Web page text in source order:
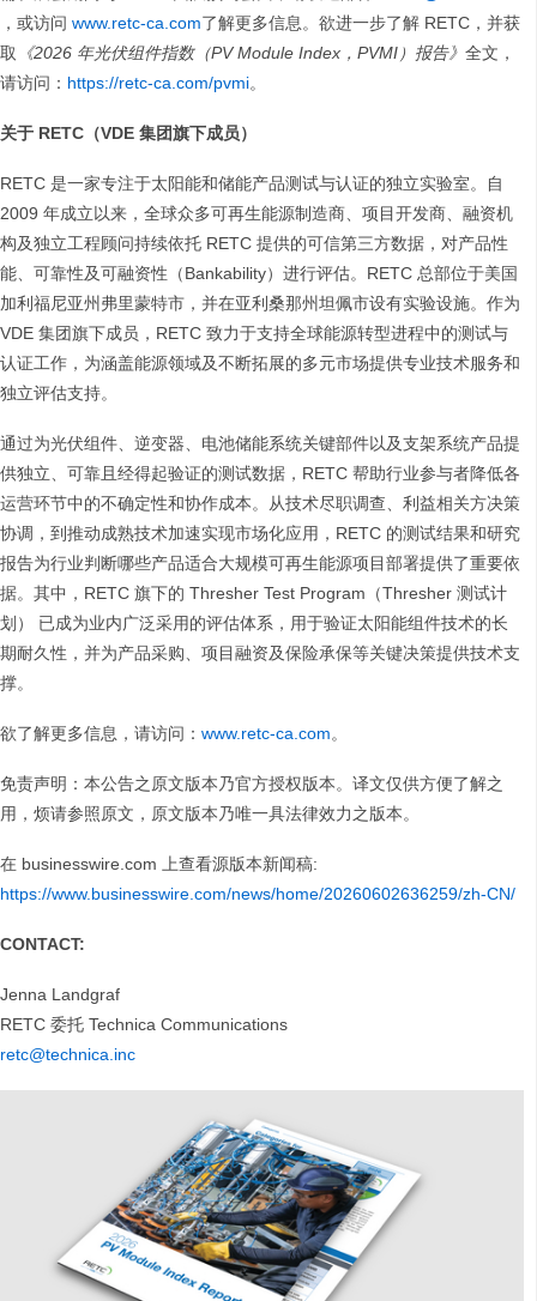
，或访问 www.retc-ca.com了解更多信息。欲进一步了解 RETC，并获
取
《2026 年光伏组件指数（PV Module Index，PVMI）报告》 全文，
请访问： https://retc-ca.com/pvmi。
关于 RETC（VDE 集团旗下成员）
RETC 是一家专注于太阳能和储能产品测试与认证的独立实验室。自
2009 年成立以来，全球众多可再生能源制造商、项目开发商、融资机
构及独立工程顾问持续依托 RETC 提供的可信第三方数据，对产品性
能、可靠性及可融资性（Bankability）进行评估。RETC 总部位于美国
加利福尼亚州弗里蒙特市，并在亚利桑那州坦佩市设有实验设施。作为
VDE 集团旗下成员，RETC 致力于支持全球能源转型进程中的测试与
认证工作，为涵盖能源领域及不断拓展的多元市场提供专业技术服务和
独立评估支持。
通过为光伏组件、逆变器、电池储能系统关键部件以及支架系统产品提
供独立、可靠且经得起验证的测试数据，RETC 帮助行业参与者降低各
运营环节中的不确定性和协作成本。从技术尽职调查、利益相关方决策
协调，到推动成熟技术加速实现市场化应用，RETC 的测试结果和研究
报告为行业判断哪些产品适合大规模可再生能源项目部署提供了重要依
据。其中，RETC 旗下的 Thresher Test Program（Thresher 测试计
划） 已成为业内广泛采用的评估体系，用于验证太阳能组件技术的长
期耐久性，并为产品采购、项目融资及保险承保等关键决策提供技术支
撑。
欲了解更多信息，请访问： www.retc-ca.com。
免责声明：本公告之原文版本乃官方授权版本。译文仅供方便了解之
用，烦请参照原文，原文版本乃唯一具法律效力之版本。
在 businesswire.com 上查看源版本新闻稿:
https://www.businesswire.com/news/home/20260602636259/zh-CN/
CONTACT:
Jenna Landgraf
RETC 委托 Technica Communications
retc@technica.inc